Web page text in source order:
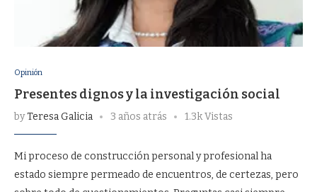
Opinión
Presentes dignos y la investigación social
byTeresa Galicia 3 años atrás 1.3k Vistas
Mi proceso de construcción personal y profesional ha
estado siempre permeado de encuentros, de certezas, pero